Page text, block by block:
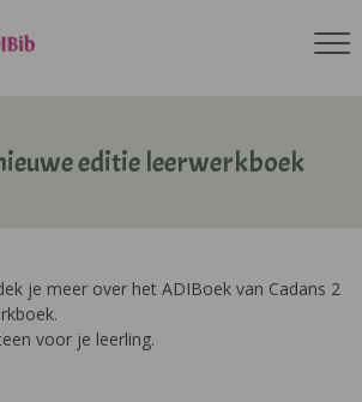
editie leerwerkboek
je meer over het ADIBoek van Cadans 2
voor je leerling.